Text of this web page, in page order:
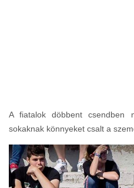
A fiatalok döbbent csendben
sokaknak könnyeket csalt a